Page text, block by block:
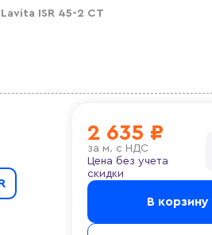
ISR 45-2 CT
2 635 ₽
за м. с НДС
Цена без учета
скидки
В корзину